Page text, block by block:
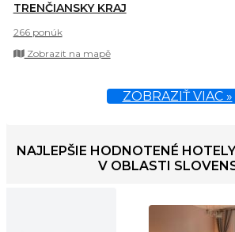
TRENČIANSKY KRAJ
266 ponúk
Zobrazit na mapě
ZOBRAZIŤ VIAC »
NAJLEPŠIE HODNOTENÉ
V OBLASTI